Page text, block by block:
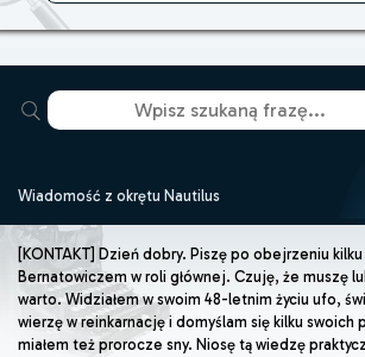
Wiadomość z okrętu Nautilus
[KONTAKT] Dzień dobry. Piszę po obejrzeniu
Bernatowiczem w roli głównej. Czuję, że muszę
warto. Widziałem w swoim 48-letnim życiu ufo,
wierzę w reinkarnację i domyślam się kilku
miałem też prorocze sny. Niosę tą wiedzę